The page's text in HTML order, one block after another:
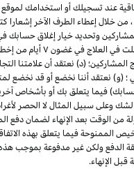
عند تسجيلك أو استخدامك
وتحديد خيار إغلاق حسابك في
الاتفاقية،
المشاركين؛ (د) نعتقد أن علامتنا
؛ (و) نعتقد أننا نخضع أو قد نخضع
حسابك) فيما يتعلق بك أو بأشخاص
من الوقت بعد الإنهاء لضمان دفع
الدفع ولكن غير مدفوعة بموجب هذه
الإنهاء.